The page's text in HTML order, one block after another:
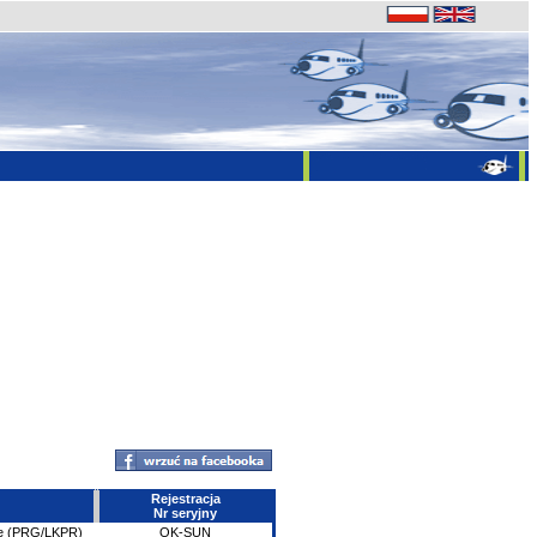
Rejestracja
Nr seryjny
(PRG/LKPR)
OK-SUN